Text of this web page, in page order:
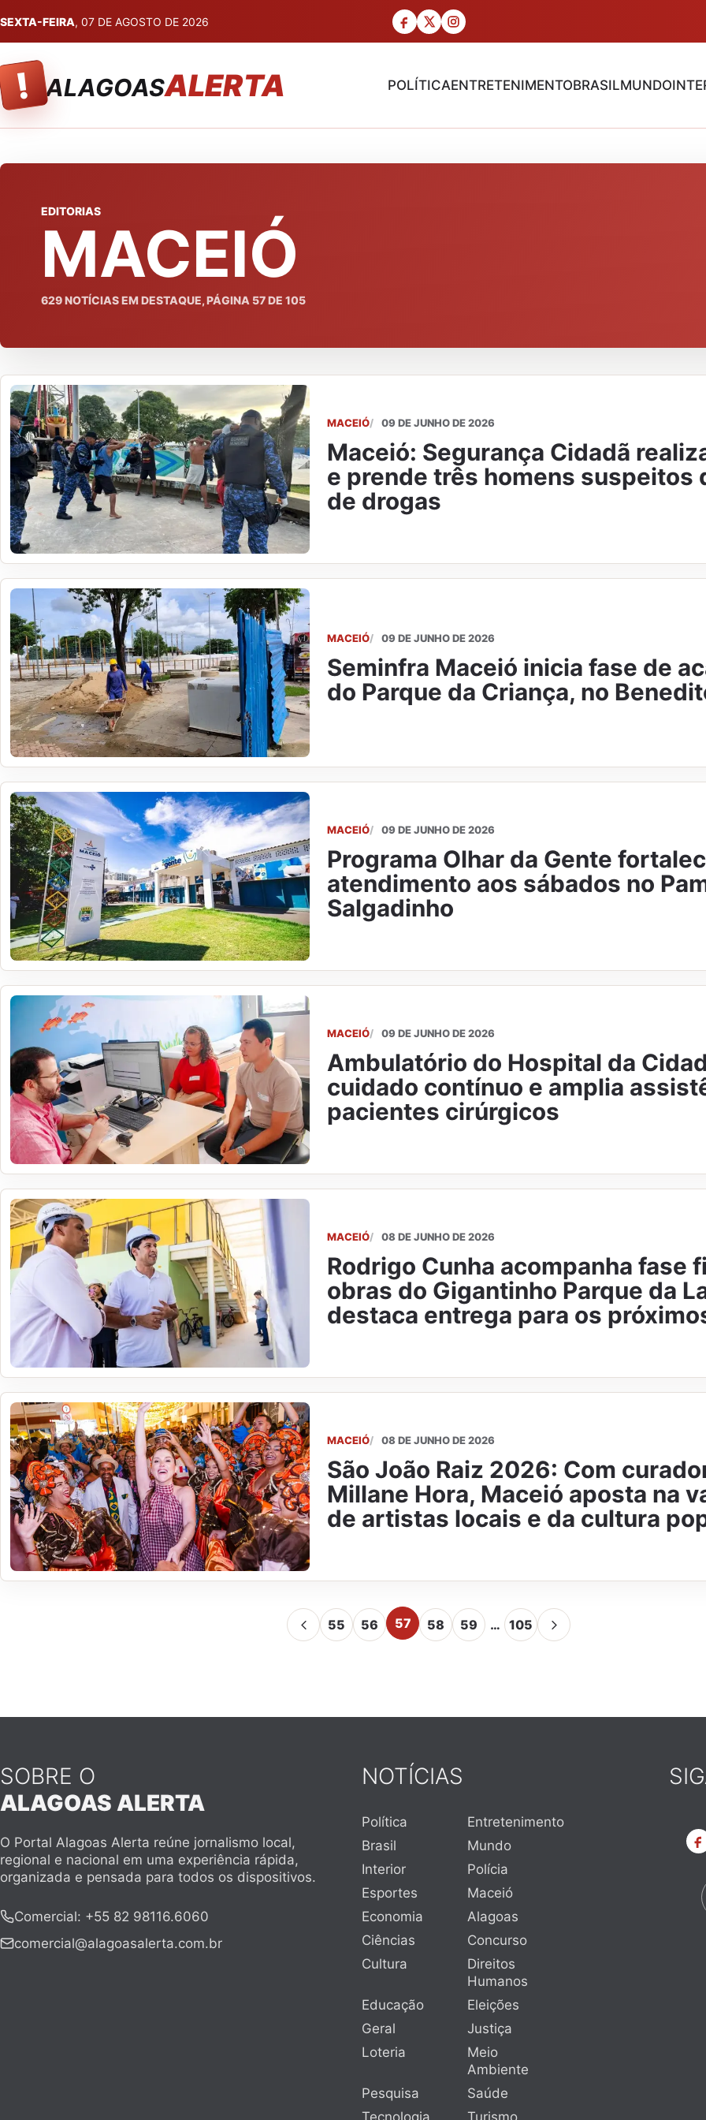
SEXTA-FEIRA, 07 DE AGOSTO DE 2026
! ALAGOASALERTA POLÍTICAENTRETENIMENTOBRASILMUNDO
EDITORIAS
MACEIÓ
629NOTÍCIAS EM DESTAQUE, PÁGINA 57DE 105
MACEIÓ 09 DE JUNHO DE 2026
Maceió: Segurança Cidadã
e prende três homens suspeitos
de drogas
MACEIÓ 09 DE JUNHO DE 2026
Seminfra Maceió inicia fase de
do Parque da Criança, no
MACEIÓ 09 DE JUNHO DE 2026
Programa Olhar da Gente
atendimento aos sábados no
Salgadinho
MACEIÓ 09 DE JUNHO DE 2026
Ambulatório do Hospital da
cuidado contínuo e amplia
pacientes cirúrgicos
MACEIÓ 08 DE JUNHO DE 2026
Rodrigo Cunha acompanha fase
obras do Gigantinho Parque da
destaca entrega para os
MACEIÓ 08 DE JUNHO DE 2026
São João Raiz 2026: Com
Millane Hora, Maceió aposta na
de artistas locais e da cultura
55 56 57 58 59 … 105
SOBRE O
ALAGOAS ALERTA
O Portal Alagoas Alerta reúne jornalismo local,
regional e nacional em uma experiência rápida,
organizada e pensada para todos os dispositivos.
Comercial: +55 82 98116.6060
comercial@alagoasalerta.com.br
NOTÍCIAS
Política
Entretenimento
Brasil
Mundo
Interior
Polícia
Esportes
Maceió
Economia
Alagoas
Ciências
Concurso
Cultura
Direitos
Humanos
Educação
Eleições
Geral
Justiça
Loteria
Meio
Ambiente
Pesquisa
Saúde
Tecnologia
Turismo